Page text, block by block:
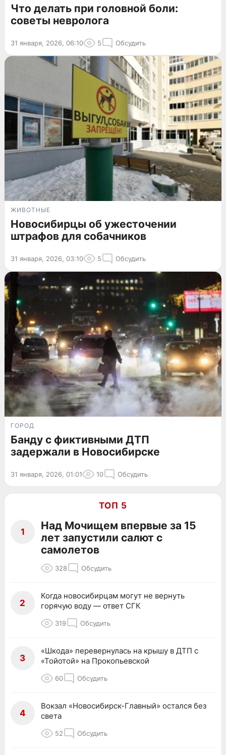
Что делать при головной боли:
советы невролога
31 января, 2026, 06:10 5 Обсудить
ЖИВОТНЫЕ
Новосибирцы об ужесточении
штрафов для собачников
31 января, 2026, 03:10 5 Обсудить
ГОРОД
Банду с фиктивными ДТП
задержали в Новосибирске
31 января, 2026, 01:01 10 Обсудить
ТОП 5
1
Над Мочищем впервые за 15
лет запустили салют с
самолетов
328 Обсудить
2
Когда новосибирцам могут не вернуть
горячую воду — ответ СГК
319 Обсудить
3
«Шкода» перевернулась на крышу в ДТП с
«Тойотой» на Прокопьевской
60 Обсудить
4
Вокзал «Новосибирск-Главный» остался без
света
52 Обсудить